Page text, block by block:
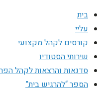
בית
עליי
קורסים לקהל מקצועי
שירותי הסטודיו
סדנאות והרצאות לקהל
הספר “להרגיש בית”